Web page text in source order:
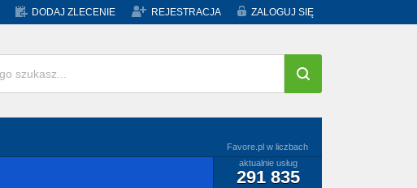
DODAJ ZLECENIE REJESTRACJA ZALOGUJ SIĘ
Favore.pl w liczbach
aktualnie usług
291 835